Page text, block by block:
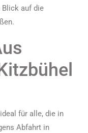
Blick auf die
für alle, die in
Abfahrt in